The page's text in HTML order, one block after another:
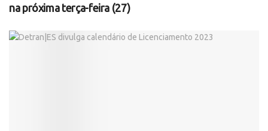
na próxima terça-feira (27)